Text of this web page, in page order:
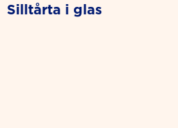
silltårta i glas